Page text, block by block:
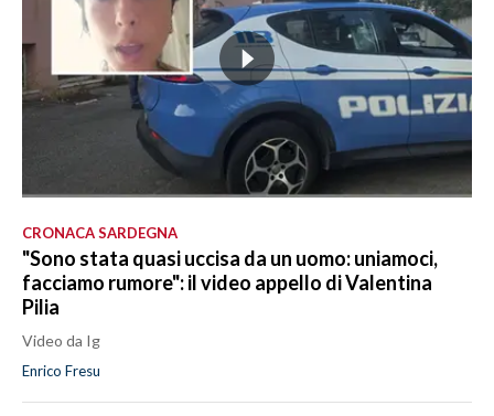
CRONACA SARDEGNA
"Sono stata quasi uccisa da un uomo: uniamoci,
facciamo rumore": il video appello di Valentina
Pilia
Video da Ig
Enrico Fresu